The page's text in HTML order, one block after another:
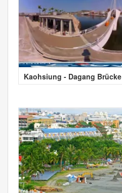
Kaohsiung - Dagang Brücke